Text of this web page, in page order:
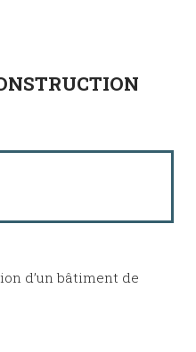
d’un bâtiment de